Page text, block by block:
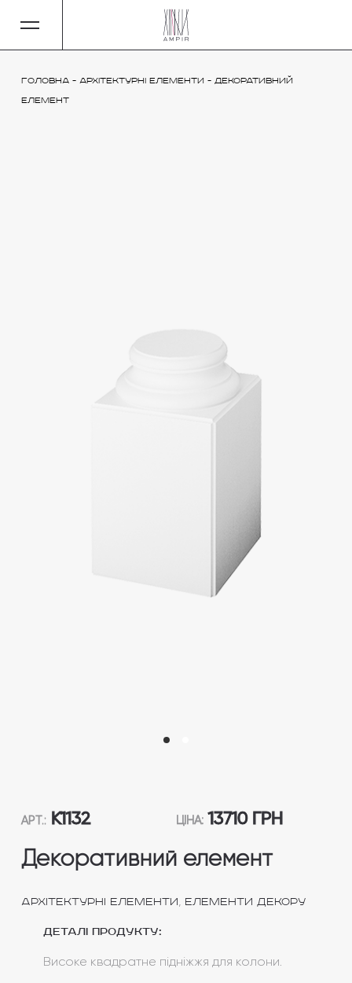
Головна- Архітектурні елементи - Декоративний
елемент
АРТ.:K1132 ЦІНА: 13710 ГРН
Декоративний елемент
Архітектурні елементи Елементи декору
Деталі продукту:
Високе квадратне підніжжя для колони.